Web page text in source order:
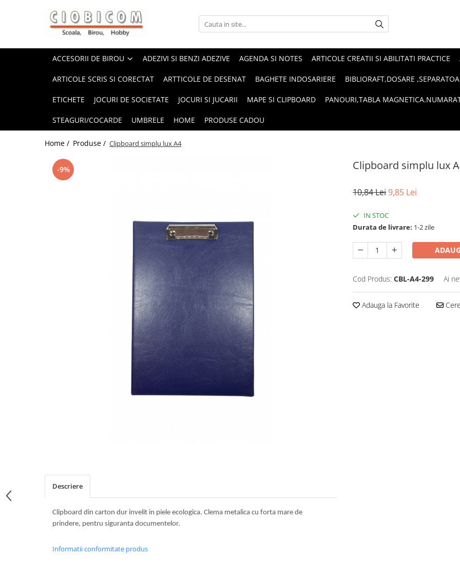
Accesorii de birou
Suporti birou
Articole din hartie
Role casa marcat si fax
ACCESORII DE BIROU ADEZIVI SI BENZI ADEZIVE AGENDA SI NOTES ARTICOLE CREATII SI ABILITATI PRACTICE
ARTICOLE SCRIS SI CORECTAT ARTTICOLE DE DESENAT BAGHETE INDOSARIERE BIBLIORAFT,DOSARE
ETICHETE JOCURI DE SOCIETATE JOCURI SI JUCARII MAPE SI CLIPBOARD PANOURI,TABLA
STEAGURI/COCARDE UMBRELE HOME PRODUSE CADOU
Home / Produse / Clipboard simplu lux A4
Clipboard simplu lux
-9%
10,84 Lei9,85 Lei
IN STOC
Durata de livrare: 1-2 zile
Cod Produs: CBL-A4-299 Ai
Adauga la Favorite
Descriere
Clipboard din carton dur invelit in piele ecologica. Clema metalica cu forta mare de
prindere, pentru siguranta documentelor.
Informatii conformitate produs